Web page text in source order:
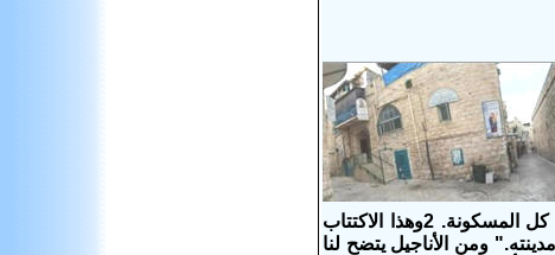
سوريا (لو2: 1و 2) " وفي تلك الايام صدر امر من اوغسطس قيصر بان يكتتب كل المسكونة. 2وهذا الاكتتاب
ومن الأناجيل يتضح لنا